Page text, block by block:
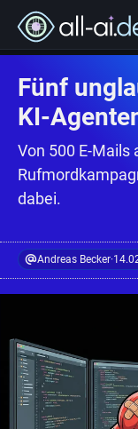
Fünf
KI-
Von 500 E-Mails
dabei.
Andreas Becker·